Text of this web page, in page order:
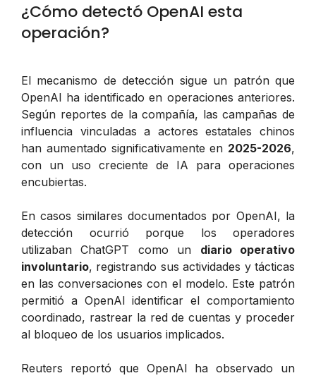
¿Cómo detectó OpenAI esta
operación?
El mecanismo de detección sigue un patrón que
OpenAI ha identificado en operaciones anteriores.
Según reportes de la compañía, las campañas de
influencia vinculadas a actores estatales chinos
han aumentado significativamente en 2025-2026,
con un uso creciente de IA para operaciones
encubiertas.
En casos similares documentados por OpenAI, la
detección ocurrió porque los operadores
utilizaban ChatGPT como un diario operativo
involuntario, registrando sus actividades y tácticas
en las conversaciones con el modelo. Este patrón
permitió a OpenAI identificar el comportamiento
coordinado, rastrear la red de cuentas y proceder
al bloqueo de los usuarios implicados.
Reuters reportó que OpenAI ha observado un